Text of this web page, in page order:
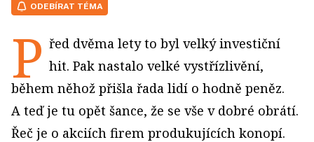
ODEBÍRAT TÉMA
P řed dvěma lety to byl velký investiční
hit. Pak nastalo velké vystřízlivění,
během něhož přišla řada lidí o hodně peněz.
A teď je tu opět šance, že se vše v dobré obrátí.
Řeč je o akciích firem produkujících konopí.